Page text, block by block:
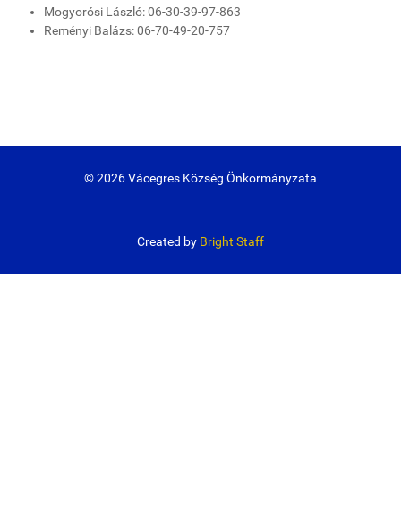
Mogyorósi László: 06-­30-­39-9­7-863
Reményi Balázs: 06-­70­-49-2­0-757
© 2026 Vácegres Község Önkormányzata
Created by Bright Staff